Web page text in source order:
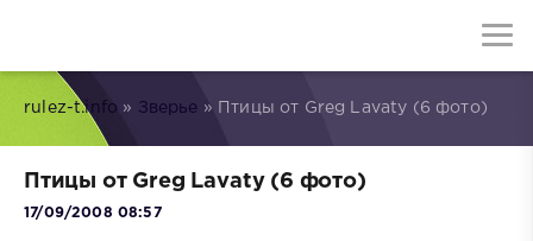
rulez-t.info » Зверье » Птицы от Greg Lavaty (6 фото)
Птицы от Greg Lavaty (6 фото)
17/09/2008 08:57